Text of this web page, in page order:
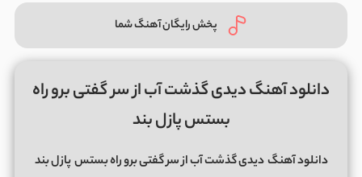
پخش رایگان آهنگ شما
دانلود آهنگ دیدی گذشت آب از سر گفتی برو راه
بستس پازل بند
دانلود آهنگدیدی گذشت آب از سر گفتی برو راه بستسپازل بند